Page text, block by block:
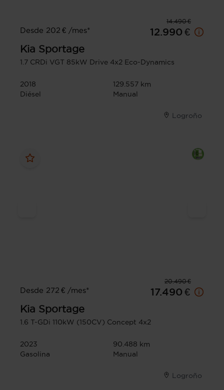
14.490 €
Desde 202 € /mes*
12.990 €
Kia Sportage
1.7 CRDi VGT 85kW Drive 4x2 Eco-Dynamics
2018
129.557 km
Diésel
Manual
Logroño
20.490 €
Desde 272 € /mes*
17.490 €
Kia Sportage
1.6 T-GDi 110kW (150CV) Concept 4x2
2023
90.488 km
Gasolina
Manual
Logroño